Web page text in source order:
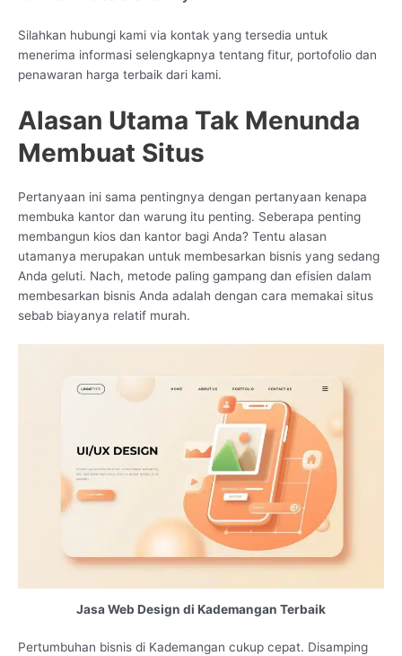
Silahkan hubungi kami via kontak yang tersedia untuk
menerima informasi selengkapnya tentang fitur, portofolio dan
penawaran harga terbaik dari kami.
Alasan Utama Tak Menunda
Membuat Situs
Pertanyaan ini sama pentingnya dengan pertanyaan kenapa
membuka kantor dan warung itu penting. Seberapa penting
membangun kios dan kantor bagi Anda? Tentu alasan
utamanya merupakan untuk membesarkan bisnis yang sedang
Anda geluti. Nach, metode paling gampang dan efisien dalam
membesarkan bisnis Anda adalah dengan cara memakai situs
sebab biayanya relatif murah.
Jasa Web Design di Kademangan Terbaik
Pertumbuhan bisnis di Kademangan cukup cepat. Disamping